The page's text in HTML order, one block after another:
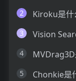
2
3
4
5